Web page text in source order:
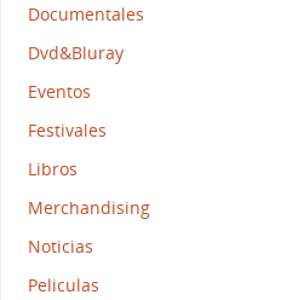
Documentales
Dvd&Bluray
Eventos
Festivales
Libros
Merchandising
Noticias
Peliculas